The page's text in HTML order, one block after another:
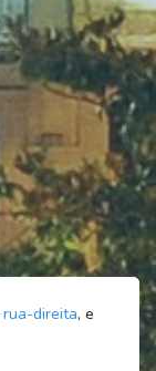
rua-direita, e